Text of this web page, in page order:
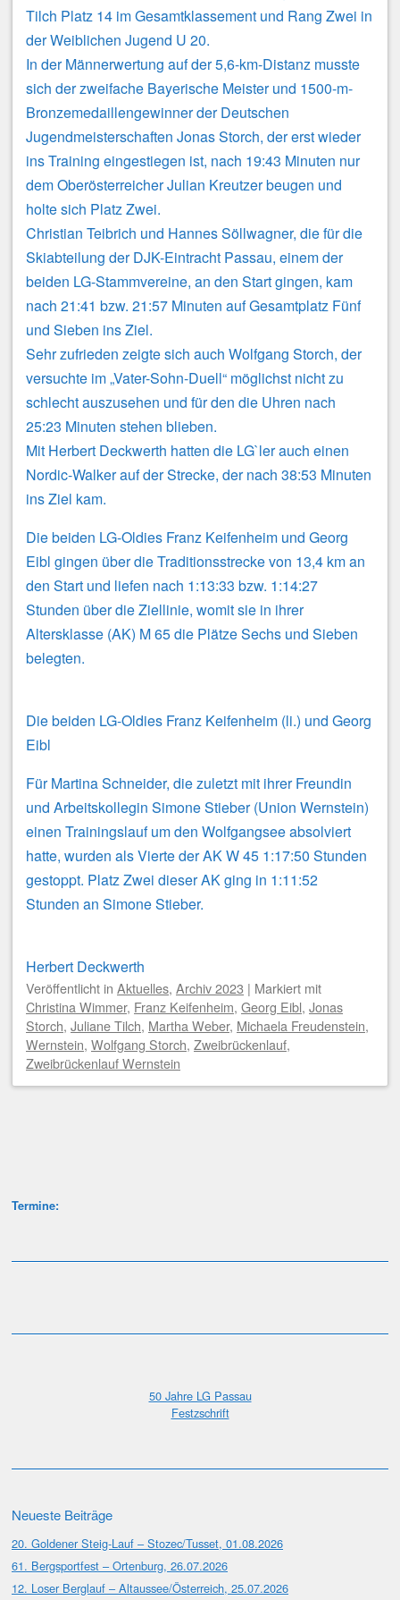
Tilch Platz 14 im Gesamtklassement und Rang Zwei in
der Weiblichen Jugend U 20.
In der Männerwertung auf der 5,6-km-Distanz musste
sich der zweifache Bayerische Meister und 1500-m-
Bronzemedaillengewinner der Deutschen
Jugendmeisterschaften Jonas Storch, der erst wieder
ins Training eingestiegen ist, nach 19:43 Minuten nur
dem Oberösterreicher Julian Kreutzer beugen und
holte sich Platz Zwei.
Christian Teibrich und Hannes Söllwagner, die für die
Skiabteilung der DJK-Eintracht Passau, einem der
beiden LG-Stammvereine, an den Start gingen, kam
nach 21:41 bzw. 21:57 Minuten auf Gesamtplatz Fünf
und Sieben ins Ziel.
Sehr zufrieden zeigte sich auch Wolfgang Storch, der
versuchte im „Vater-Sohn-Duell“ möglichst nicht zu
schlecht auszusehen und für den die Uhren nach
25:23 Minuten stehen blieben.
Mit Herbert Deckwerth hatten die LG`ler auch einen
Nordic-Walker auf der Strecke, der nach 38:53 Minuten
ins Ziel kam.
Die beiden LG-Oldies Franz Keifenheim und Georg
Eibl gingen über die Traditionsstrecke von 13,4 km an
den Start und liefen nach 1:13:33 bzw. 1:14:27
Stunden über die Ziellinie, womit sie in ihrer
Altersklasse (AK) M 65 die Plätze Sechs und Sieben
belegten.
Die beiden LG-Oldies Franz Keifenheim (li.) und Georg
Eibl
Für Martina Schneider, die zuletzt mit ihrer Freundin
und Arbeitskollegin Simone Stieber (Union Wernstein)
einen Trainingslauf um den Wolfgangsee absolviert
hatte, wurden als Vierte der AK W 45 1:17:50 Stunden
gestoppt. Platz Zwei dieser AK ging in 1:11:52
Stunden an Simone Stieber.
Herbert Deckwerth
Veröffentlicht in Aktuelles, Archiv 2023 | Markiert mit
Christina Wimmer, Franz Keifenheim, Georg Eibl, Jonas
Storch, Juliane Tilch, Martha Weber, Michaela Freudenstein,
Wernstein, Wolfgang Storch, Zweibrückenlauf,
Zweibrückenlauf Wernstein
Termine:
50 Jahre LG Passau
Festzschrift
Neueste Beiträge
20. Goldener Steig-Lauf – Stozec/Tusset, 01.08.2026
61. Bergsportfest – Ortenburg, 26.07.2026
12. Loser Berglauf – Altaussee/Österreich, 25.07.2026